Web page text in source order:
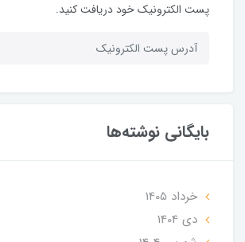
پست الکترونیک خود دریافت کنید.
بایگانی نوشته‌ها
خرداد 1405
دی 1404